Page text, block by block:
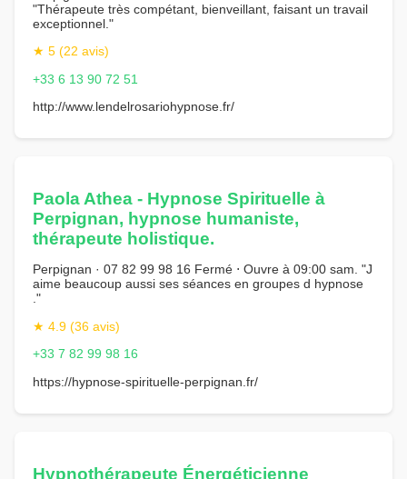
"Thérapeute très compétant, bienveillant, faisant un travail
exceptionnel."
★ 5 (22 avis)
+33 6 13 90 72 51
http://www.lendelrosariohypnose.fr/
Paola Athea - Hypnose Spirituelle à
Perpignan, hypnose humaniste,
thérapeute holistique.
Perpignan · 07 82 99 98 16 Fermé ⋅ Ouvre à 09:00 sam. "J
aime beaucoup aussi ses séances en groupes d hypnose
."
★ 4.9 (36 avis)
+33 7 82 99 98 16
https://hypnose-spirituelle-perpignan.fr/
Hypnothérapeute Énergéticienne